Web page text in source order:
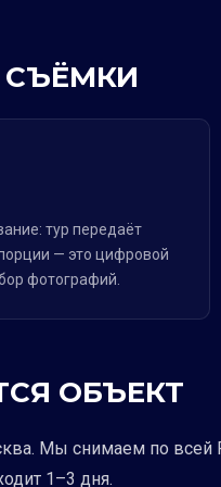
СЪЁМКИ
тур передаёт
— это цифровой
фотографий.
ОБЪЕКТ
Мы снимаем по всей
1–3 дня.